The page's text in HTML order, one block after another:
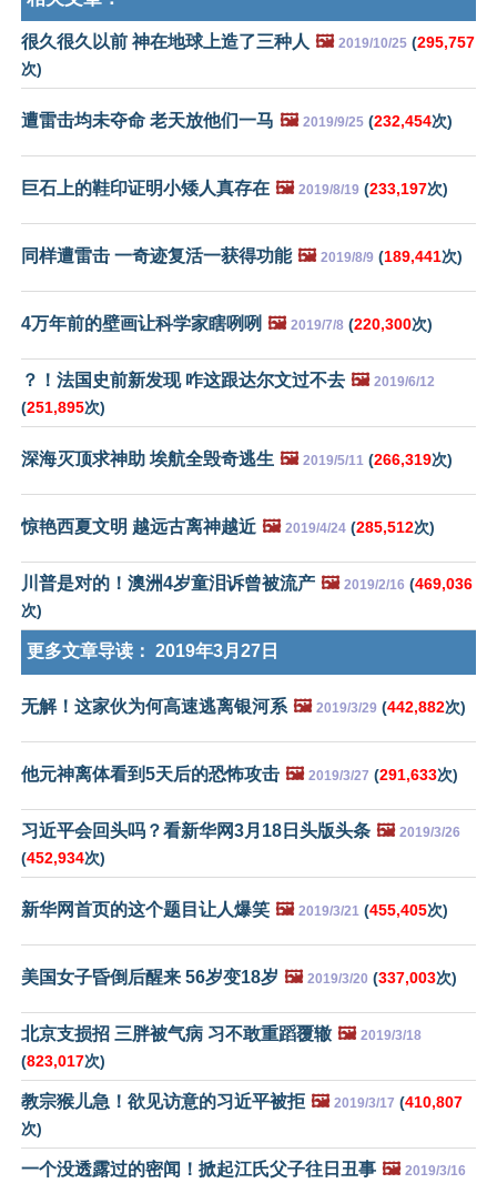
很久很久以前 神在地球上造了三种人 🖼️ 2019/10/25 (295,757
次)
遭雷击均未夺命 老天放他们一马 🖼️ 2019/9/25 (232,454次)
巨石上的鞋印证明小矮人真存在 🖼️ 2019/8/19 (233,197次)
同样遭雷击 一奇迹复活一获得功能 🖼️ 2019/8/9 (189,441次)
4万年前的壁画让科学家瞎咧咧 🖼️ 2019/7/8 (220,300次)
？！法国史前新发现 咋这跟达尔文过不去 🖼️ 2019/6/12
(251,895次)
深海灭顶求神助 埃航全毁奇逃生 🖼️ 2019/5/11 (266,319次)
惊艳西夏文明 越远古离神越近 🖼️ 2019/4/24 (285,512次)
川普是对的！澳洲4岁童泪诉曾被流产 🖼️ 2019/2/16 (469,036
次)
更多文章导读： 2019年3月27日
无解！这家伙为何高速逃离银河系 🖼️ 2019/3/29 (442,882次)
他元神离体看到5天后的恐怖攻击 🖼️ 2019/3/27 (291,633次)
习近平会回头吗？看新华网3月18日头版头条 🖼️ 2019/3/26
(452,934次)
新华网首页的这个题目让人爆笑 🖼️ 2019/3/21 (455,405次)
美国女子昏倒后醒来 56岁变18岁 🖼️ 2019/3/20 (337,003次)
北京支损招 三胖被气病 习不敢重蹈覆辙 🖼️ 2019/3/18
(823,017次)
教宗猴儿急！欲见访意的习近平被拒 🖼️ 2019/3/17 (410,807
次)
一个没透露过的密闻！掀起江氏父子往日丑事 🖼️ 2019/3/16